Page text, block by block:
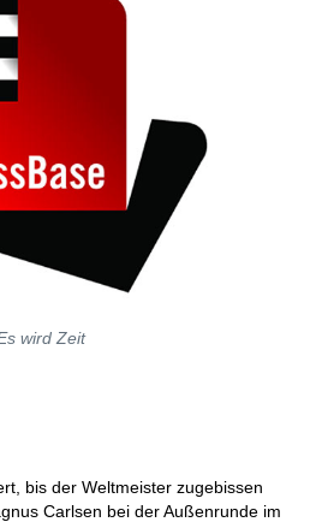
wird Zeit
bis der Weltmeister zugebissen
Carlsen bei der Außenrunde im